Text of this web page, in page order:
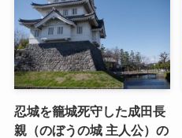
忍城を籠城死守した成田長
親（のぼうの城 主人公）の